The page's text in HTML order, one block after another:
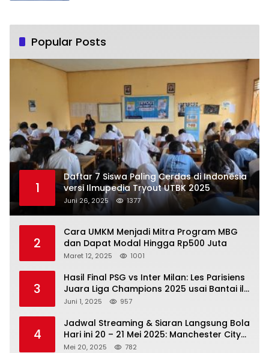
Popular Posts
1
Daftar 7 Siswa Paling Cerdas di Indonesia
versi Ilmupedia Tryout UTBK 2025
Juni 26, 2025 1377
2
Cara UMKM Menjadi Mitra Program MBG
dan Dapat Modal Hingga Rp500 Juta
Maret 12, 2025 1001
3
Hasil Final PSG vs Inter Milan: Les Parisiens
Juara Liga Champions 2025 usai Bantai il
Nerazzurri
Juni 1, 2025 957
4
Jadwal Streaming & Siaran Langsung Bola
Hari ini 20 – 21 Mei 2025: Manchester City
vs Bournemouth
Mei 20, 2025 782